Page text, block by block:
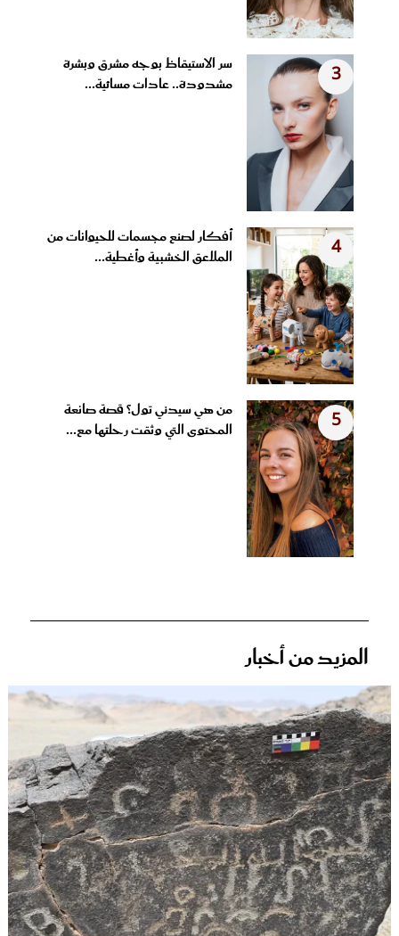
3
سر الاستيقاظ بوجه مشرق وبشرة
مشدودة.. عادات مسائية...
4
أفكار لصنع مجسمات للحيوانات من
الملاعق الخشبية وأغطية...
5
من هي سيدني تول؟ قصة صانعة
المحتوى التي وثقت رحلتها مع...
المزيد من أخبار